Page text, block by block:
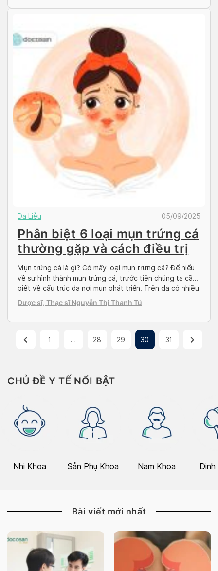
Da Liễu 05/09/2025
Phân biệt 6 loại mụn trứng cá
thường gặp và cách điều trị
Mụn trứng cá là gì? Có mấy loại mụn trứng cá? Để hiểu
về sự hình thành mụn trứng cá, trước tiên chúng ta cần
biết về cấu trúc da nơi mụn phát triển. Trên da có nhiều
lỗ chân lông, bên dưới lỗ chân lông là nang lông, nang
lông làm nhiệm vụ dẫn […]
Dược sĩ, Thạc sĩ Nguyễn Thị Thanh Tú
1 … 28 29 30 31
CHỦ ĐỀ Y TẾ NỔI BẬT
Nhi Khoa Sản Phụ Khoa Nam Khoa
Bài viết mới nhất